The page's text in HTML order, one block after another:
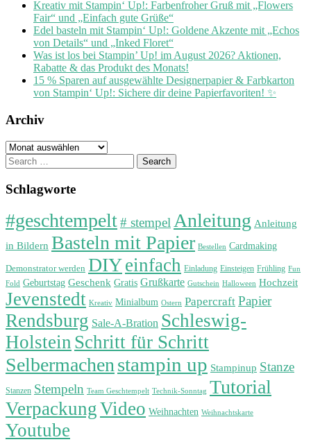
Kreativ mit Stampin‘ Up!: Farbenfroher Gruß mit „Flowers
Fair“ und „Einfach gute Grüße“
Edel basteln mit Stampin‘ Up!: Goldene Akzente mit „Echos
von Details“ und „Inked Floret“
Was ist los bei Stampin’ Up! im August 2026? Aktionen,
Rabatte & das Produkt des Monats!
15 % Sparen auf ausgewählte Designerpapier & Farbkarton
von Stampin‘ Up!: Sichere dir deine Papierfavoriten! ✨
Archiv
Archiv
Search
for:
Schlagworte
#geschtempelt# stempelAnleitung Anleitung
in Bildern Basteln mit Papier Bestellen Cardmaking
Demonstrator werden DIYeinfach Einladung Einsteigen Frühling Fun
Fold Geburtstag Geschenk Gratis Grußkarte Gutschein Halloween Hochzeit
Jevenstedt Kreativ Minialbum Ostern Papercraft Papier
Rendsburg Sale-A-Bration Schleswig-
Holstein Schritt für Schritt
Selbermachenstampin up Stampinup Stanze
Stanzen Stempeln Team Geschtempelt Technik-Sonntag Tutorial
VerpackungVideo Weihnachten Weihnachtskarte
Youtube